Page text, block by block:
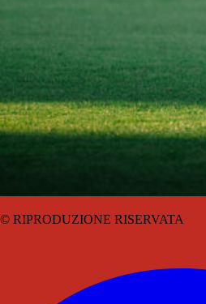
© RIPRODUZIONE RISERVATA